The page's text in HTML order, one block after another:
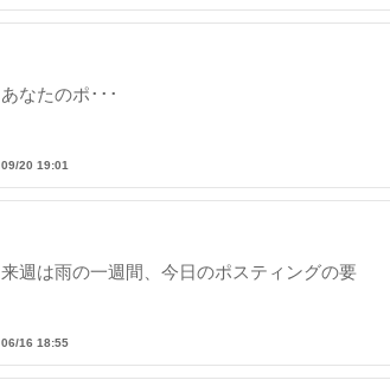
あなたのポ･･･
09/20 19:01
来週は雨の一週間、今日のポスティングの要
06/16 18:55